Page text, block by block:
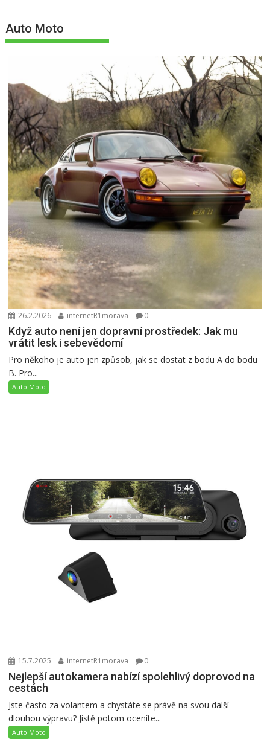
Auto Moto
26.2.2026 internetR1morava 0
Když auto není jen dopravní prostředek: Jak mu
vrátit lesk i sebevědomí
Pro někoho je auto jen způsob, jak se dostat z bodu A do bodu
B. Pro...
Auto Moto
15.7.2025 internetR1morava 0
Nejlepší autokamera nabízí spolehlivý doprovod na
cestách
Jste často za volantem a chystáte se právě na svou další
dlouhou výpravu? Jistě potom oceníte...
Auto Moto